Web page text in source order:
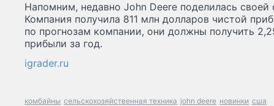
Напомним, недавно John Deere поделилась своей
Компания получила 811 млн долларов чистой
по прогнозам компании, они должны получить
прибыли за год.
igrader.ru
комбайны сельскохозяйственная техника john deere новинки сша